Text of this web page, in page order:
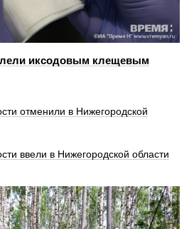
иксодовым клещевым
отменили в Нижегородской
ввели в Нижегородской области